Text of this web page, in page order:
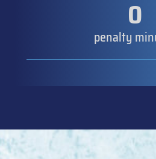
0
penalty